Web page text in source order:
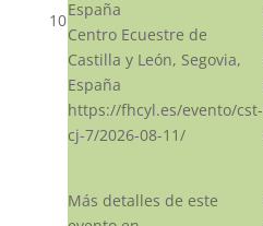
10
España
Centro Ecuestre de
Castilla y León, Segovia,
España
https://fhcyl.es/evento/cst-
cj-7/2026-08-11/
Más detalles de este